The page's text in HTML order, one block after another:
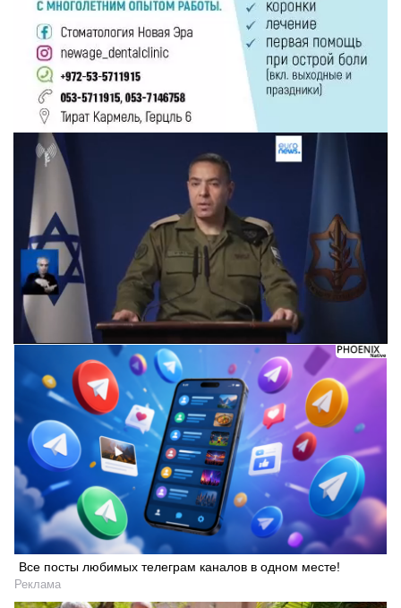
Следующее видео через 5 Отмена
Все посты любимых телеграм каналов в одном месте!
Реклама